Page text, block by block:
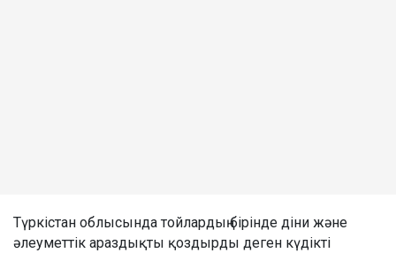
Түркістан облысында тойлардың бірінде діни және
әлеуметтік араздықты қоздырды деген күдікті